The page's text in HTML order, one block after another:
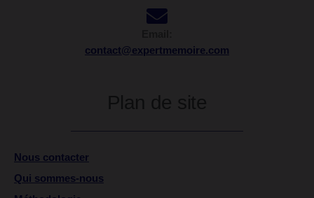
contact@expertmemoire.com
Nous contacter
Qui sommes-nous